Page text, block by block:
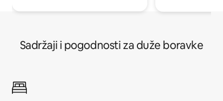
Sadržaji i pogodnosti za duže boravke